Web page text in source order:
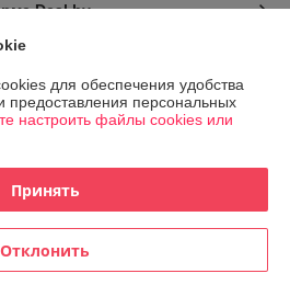
Deal.by
ИП Заплетнюк Роман Петрович
193992498
горисполком
27.04.2026
для обеспечения удобства
предоставления персональных
настроить файлы cookies или
Принять
Отклонить